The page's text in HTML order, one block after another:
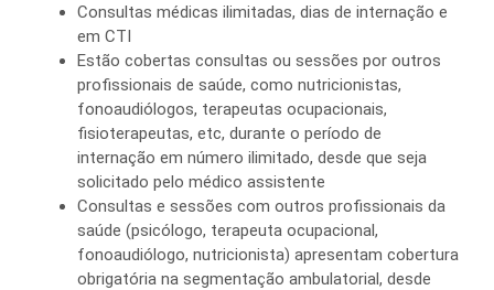
Consultas médicas ilimitadas, dias de internação e
em CTI
Estão cobertas consultas ou sessões por outros
profissionais de saúde, como nutricionistas,
fonoaudiólogos, terapeutas ocupacionais,
fisioterapeutas, etc, durante o período de
internação em número ilimitado, desde que seja
solicitado pelo médico assistente
Consultas e sessões com outros profissionais da
saúde (psicólogo, terapeuta ocupacional,
fonoaudiólogo, nutricionista) apresentam cobertura
obrigatória na segmentação ambulatorial, desde